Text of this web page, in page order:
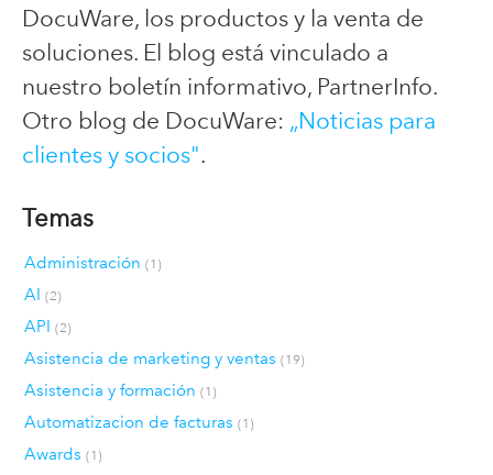
DocuWare, los productos y la venta de
soluciones. El blog está vinculado a
nuestro boletín informativo, PartnerInfo.
Otro blog de DocuWare: „Noticias para
clientes y socios".
Temas
Administración (1)
AI (2)
API (2)
Asistencia de marketing y ventas (19)
Asistencia y formación (1)
Automatizacion de facturas (1)
Awards (1)